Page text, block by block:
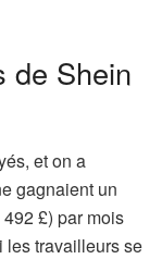
de Shein
et on a
gagnaient un
£) par mois
les travailleurs se